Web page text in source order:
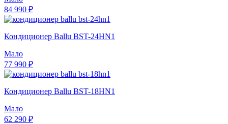
84 990 ₽
Кондиционер Ballu BST-24HN1
Мало
77 990 ₽
Кондиционер Ballu BST-18HN1
Мало
62 290 ₽